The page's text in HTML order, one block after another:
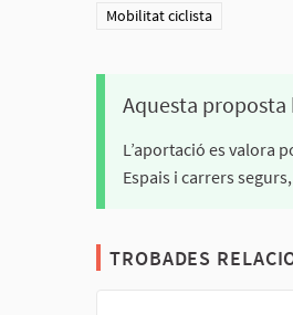
Resultats al filtrar per la
Mobilitat ciclista
Aquesta
L’aportació es valora
Espais i carrers
TROBADES